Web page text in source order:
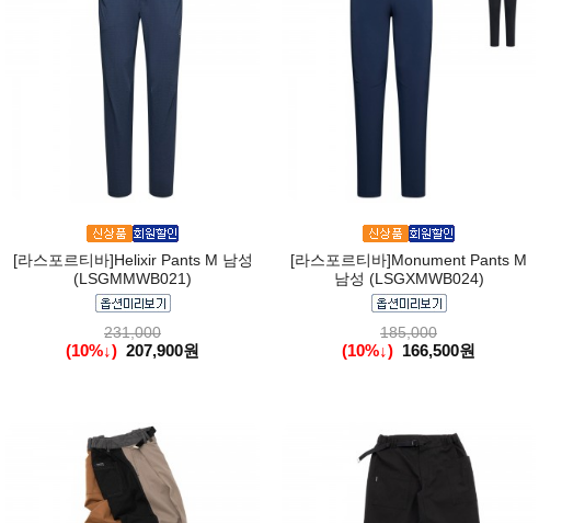
[라스포르티바]Helixir Pants M 남성
(LSGMMWB021)
231,000
(10%↓) 207,900원
[라스포르티바]Monument Pants M
남성 (LSGXMWB024)
185,000
(10%↓) 166,500원